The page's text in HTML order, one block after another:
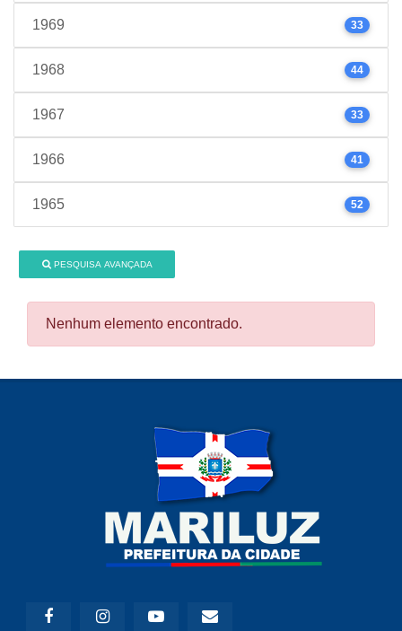
1969 33
1968 44
1967 33
1966 41
1965 52
PESQUISA AVANÇADA
Nenhum elemento encontrado.